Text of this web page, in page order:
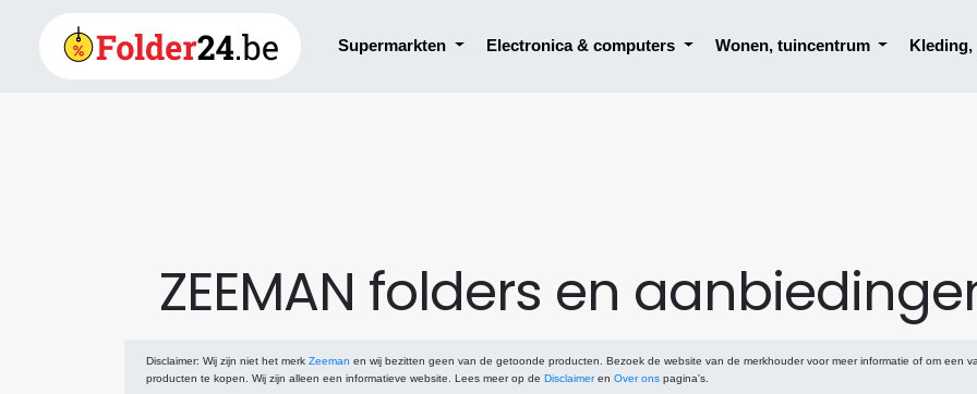
Supermarkten Electronica & computers Wonen, tuincentrum
ZEEMAN folders en
Disclaimer: Wij zijn niet het merk Zeeman en wij bezitten geen van de getoonde producten. Bezoek de website van de merkhouder voor meer informatie of om een
producten te kopen. Wij zijn alleen een informatieve website. Lees meer op de Disclaimeren Over ons pagina's.